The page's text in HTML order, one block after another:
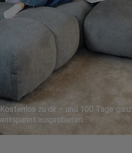
Kostenlos zu dir – und 100 Tage ganz
entspannt ausprobieren.